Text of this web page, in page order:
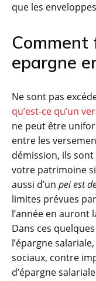
que les
Comment
epargne
Ne sont pas
qu’est-ce qu’un
ne peut être
entre les
démission, ils
votre patrimoine
aussi d’un pei est
limites prévues
l’année en auront
Dans ces
l’épargne
sociaux, contre
d’épargne